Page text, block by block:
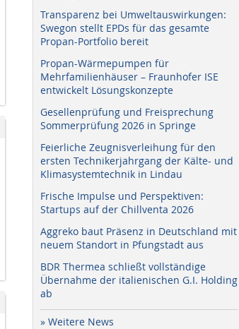
Transparenz bei Umweltauswirkungen:
Swegon stellt EPDs für das gesamte
Propan-Portfolio bereit
Propan-Wärmepumpen für
Mehrfamilienhäuser – Fraunhofer ISE
entwickelt Lösungskonzepte
Gesellenprüfung und Freisprechung
Sommerprüfung 2026 in Springe
Feierliche Zeugnisverleihung für den
ersten Technikerjahrgang der Kälte- und
Klimasystemtechnik in Lindau
Frische Impulse und Perspektiven:
Startups auf der Chillventa 2026
Aggreko baut Präsenz in Deutschland mit
neuem Standort in Pfungstadt aus
BDR Thermea schließt vollständige
Übernahme der italienischen G.I. Holding
ab
» Weitere News